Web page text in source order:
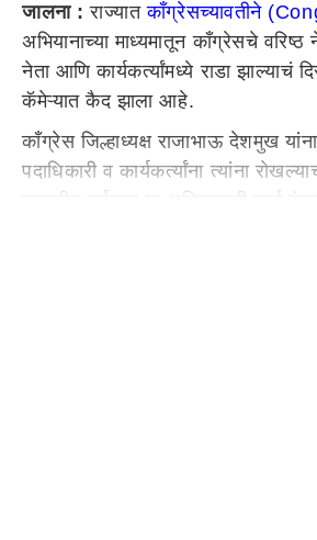
जालना : राज्यातकाँग्रेसच्यावतीने
अभियानाच्या माध्यमातून काँग्रेसचे
नेता आणि कार्यकर्त्यांमध्ये राडा झाल्याचं
कॅमेऱ्यात कैद झाला आहे.
काँग्रेस जिल्हाध्यक्ष राजाभाऊ देशमुख
पदाधिकारी व कार्यकर्त्यांना त्यांना
जालन्यात काँग्रेस पक्षाच्या संघटन सृजन